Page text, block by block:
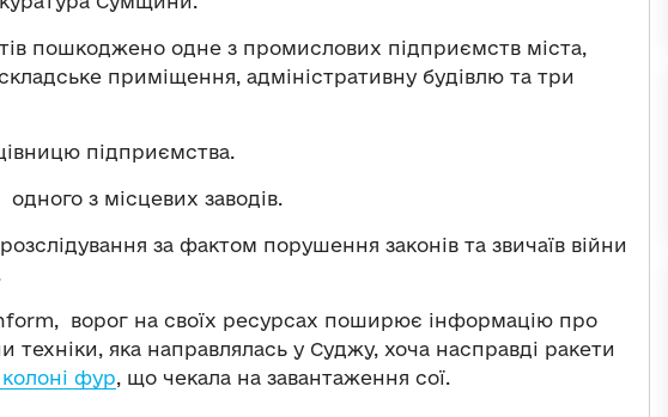
пошкоджено одне з промислових підприємств міста,
приміщення, адміністративну будівлю та три
підприємства.
з місцевих заводів.
за фактом порушення законів та звичаїв війни
ворог на своїх ресурсах поширює інформацію про
техніки, яка направлялась у Суджу, хоча насправді ракети
фур, що чекала на завантаження сої.